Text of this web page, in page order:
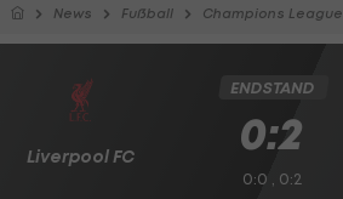
News Fußball Champions League
Liverpool FC
ENDSTAND
0:2
0:0 , 0:2